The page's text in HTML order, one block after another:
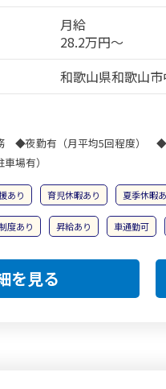
月給
28.2万円～
和歌山県和歌山
◆夜勤有（月平均5回程度）
場有）
あり 育児休暇あり 夏季休暇
度あり 昇給あり 車通勤可
を見る